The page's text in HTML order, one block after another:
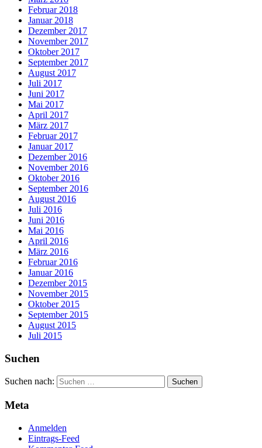
Februar 2018
Januar 2018
Dezember 2017
November 2017
Oktober 2017
September 2017
August 2017
Juli 2017
Juni 2017
Mai 2017
April 2017
März 2017
Februar 2017
Januar 2017
Dezember 2016
November 2016
Oktober 2016
September 2016
August 2016
Juli 2016
Juni 2016
Mai 2016
April 2016
März 2016
Februar 2016
Januar 2016
Dezember 2015
November 2015
Oktober 2015
September 2015
August 2015
Juli 2015
Suchen
Suchen nach:
Meta
Anmelden
Eintrags-Feed